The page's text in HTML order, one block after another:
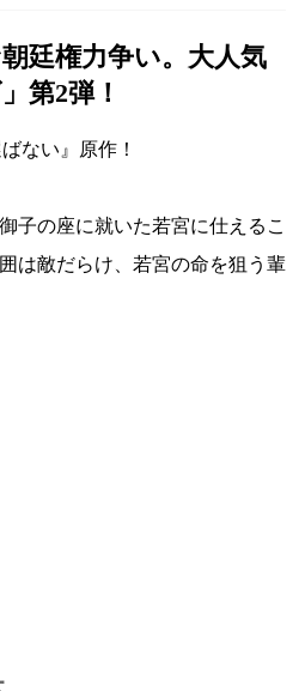
廷権力争い。大人気
第2弾！
ない』原作！
子の座に就いた若宮に仕えるこ
は敵だらけ、若宮の命を狙う輩